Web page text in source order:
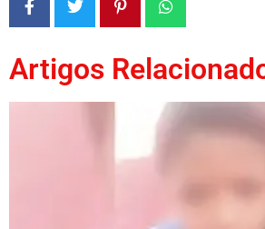
Artigos